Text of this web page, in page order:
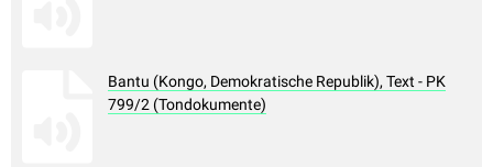
Bantu (Kongo, Demokratische Republik), Text - PK
799/2 (Tondokumente)